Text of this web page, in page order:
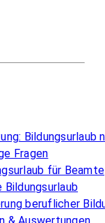
Bildungsurlaub
Fragen
für Beamte
Bildungsurlaub
beruflicher